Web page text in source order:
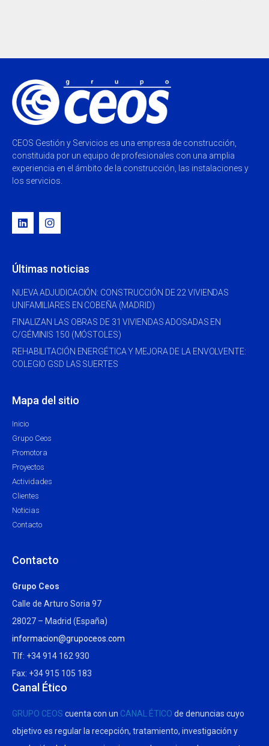
CEOS Gestión y Servicios es una empresa de construcción,
constituida por un equipo de profesionales con una amplia
experiencia en el ámbito de la construcción, las instalaciones y
los servicios.
Últimas noticias
NUEVA ADJUDICACIÓN: CONSTRUCCIÓN DE 22 VIVIENDAS
UNIFAMILIARES EN COBEÑA (MADRID)
FINALIZAN LAS OBRAS DE 31 VIVIENDAS ADOSADAS EN
C/GÉMINIS 150 (MÓSTOLES)
REHABILITACIÓN ENERGÉTICA Y MEJORA DE LA ENVOLVENTE:
COLEGIO GSD LAS SUERTES
Mapa del sitio
Inicio
Grupo Ceos
Promotora
Proyectos
Actividades
Clientes
Noticias
Contacto
Contacto
Grupo Ceos
Calle de Arturo Soria 97
28027 – Madrid (España)
informacion@grupoceos.com
Tlf: +34 914 162 930
Fax: +34 915 105 183
Canal Ético
GRUPO CEOS cuenta con un CANAL ÉTICO de denuncias cuyo
objetivo es regular la recepción, tratamiento, investigación y